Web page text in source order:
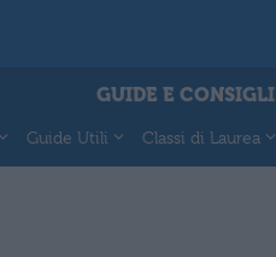
GUIDE E CONSIGLI
Guide Utili Classi di Laurea